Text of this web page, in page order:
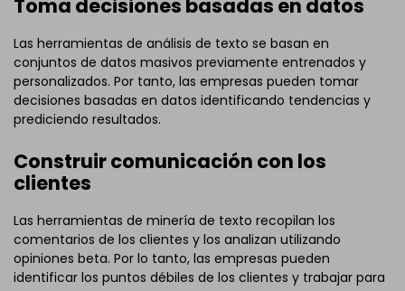
Toma decisiones basadas en datos
Las herramientas de análisis de texto se basan en
conjuntos de datos masivos previamente entrenados y
personalizados. Por tanto, las empresas pueden tomar
decisiones basadas en datos identificando tendencias y
prediciendo resultados.
Construir comunicación con los
clientes
Las herramientas de minería de texto recopilan los
comentarios de los clientes y los analizan utilizando
opiniones beta. Por lo tanto, las empresas pueden
identificar los puntos débiles de los clientes y trabajar para